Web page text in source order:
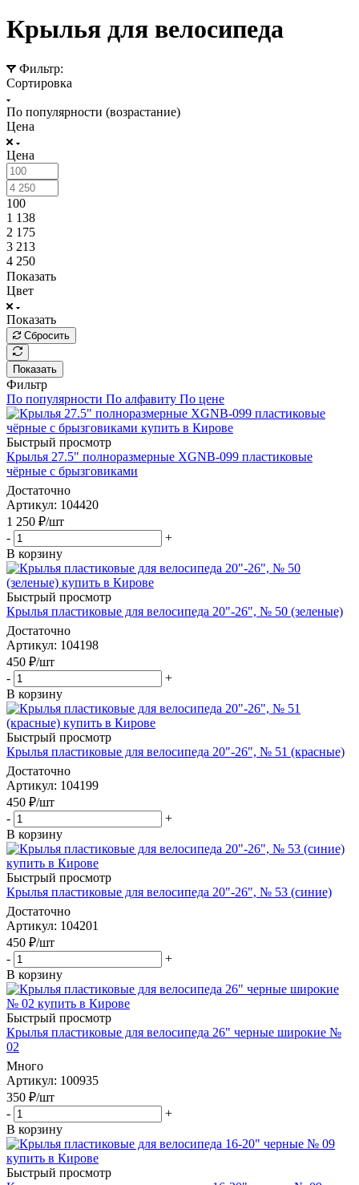
Крылья для велосипеда
Фильтр:
Сортировка
По популярности (возрастание)
Цена
Цена
100
1 138
2 175
3 213
4 250
Показать
Цвет
Показать
Сбросить
Показать
Фильтр
По популярности По алфавиту По цене
Быстрый просмотр
Крылья 27.5" полноразмерные XGNB-099 пластиковые
чёрные с брызговиками
Достаточно
Артикул: 104420
1 250 ₽/шт
-
+
В корзину
Быстрый просмотр
Крылья пластиковые для велосипеда 20"-26", № 50 (зеленые)
Достаточно
Артикул: 104198
450 ₽/шт
-
+
В корзину
Быстрый просмотр
Крылья пластиковые для велосипеда 20"-26", № 51 (красные)
Достаточно
Артикул: 104199
450 ₽/шт
-
+
В корзину
Быстрый просмотр
Крылья пластиковые для велосипеда 20"-26", № 53 (синие)
Достаточно
Артикул: 104201
450 ₽/шт
-
+
В корзину
Быстрый просмотр
Крылья пластиковые для велосипеда 26" черные широкие №
02
Много
Артикул: 100935
350 ₽/шт
-
+
В корзину
Быстрый просмотр